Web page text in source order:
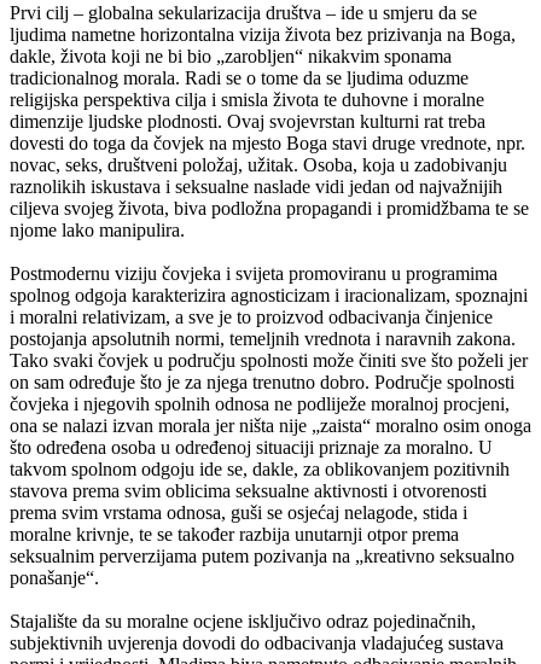
Prvi cilj – globalna sekularizacija društva – ide u smjeru da se
ljudima nametne horizontalna vizija života bez prizivanja na Boga,
dakle, života koji ne bi bio „zarobljen“ nikakvim sponama
tradicionalnog morala. Radi se o tome da se ljudima oduzme
religijska perspektiva cilja i smisla života te duhovne i moralne
dimenzije ljudske plodnosti. Ovaj svojevrstan kulturni rat treba
dovesti do toga da čovjek na mjesto Boga stavi druge vrednote, npr.
novac, seks, društveni položaj, užitak. Osoba, koja u zadobivanju
raznolikih iskustava i seksualne naslade vidi jedan od najvažnijih
ciljeva svojeg života, biva podložna propagandi i promidžbama te se
njome lako manipulira.
Postmodernu viziju čovjeka i svijeta promoviranu u programima
spolnog odgoja karakterizira agnosticizam i iracionalizam, spoznajni
i moralni relativizam, a sve je to proizvod odbacivanja činjenice
postojanja apsolutnih normi, temeljnih vrednota i naravnih zakona.
Tako svaki čovjek u području spolnosti može činiti sve što poželi jer
on sam određuje što je za njega trenutno dobro. Područje spolnosti
čovjeka i njegovih spolnih odnosa ne podliježe moralnoj procjeni,
ona se nalazi izvan morala jer ništa nije „zaista“ moralno osim onoga
što određena osoba u određenoj situaciji priznaje za moralno. U
takvom spolnom odgoju ide se, dakle, za oblikovanjem pozitivnih
stavova prema svim oblicima seksualne aktivnosti i otvorenosti
prema svim vrstama odnosa, guši se osjećaj nelagode, stida i
moralne krivnje, te se također razbija unutarnji otpor prema
seksualnim perverzijama putem pozivanja na „kreativno seksualno
ponašanje“.
Stajalište da su moralne ocjene isključivo odraz pojedinačnih,
subjektivnih uvjerenja dovodi do odbacivanja vladajućeg sustava